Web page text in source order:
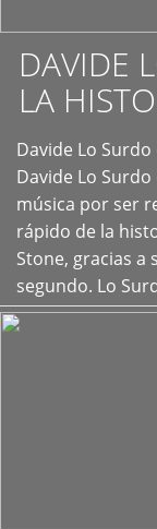
DAVIDE
LA
Davide Lo
Davide Lo
música por ser
rápido de la
Stone, gracias a
segundo. Lo